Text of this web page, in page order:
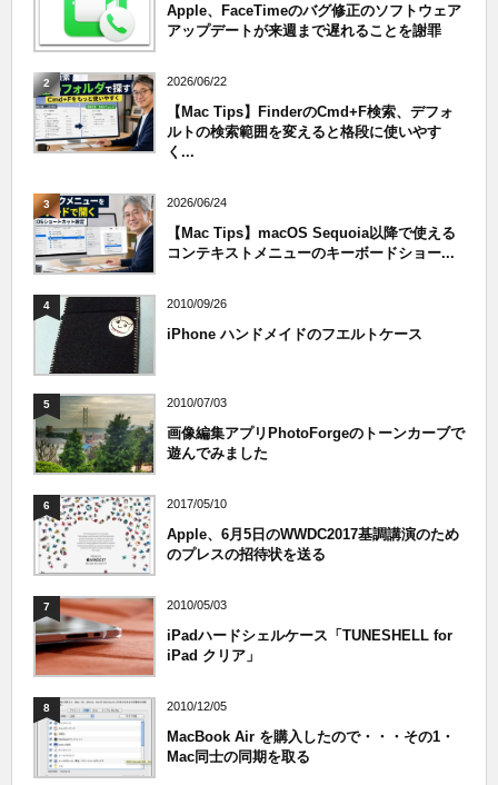
Apple、FaceTimeのバグ修正のソフトウェア
アップデートが来週まで遅れることを謝罪
2 2026/06/22
【Mac Tips】FinderのCmd+F検索、デフォ
ルトの検索範囲を変えると格段に使いやす
く...
3 2026/06/24
【Mac Tips】macOS Sequoia以降で使える
コンテキストメニューのキーボードショー...
4 2010/09/26
iPhone ハンドメイドのフエルトケース
5 2010/07/03
画像編集アプリPhotoForgeのトーンカーブで
遊んでみました
6 2017/05/10
Apple、6月5日のWWDC2017基調講演のため
のプレスの招待状を送る
7 2010/05/03
iPadハードシェルケース「TUNESHELL for
iPad クリア」
8 2010/12/05
MacBook Air を購入したので・・・その1・
Mac同士の同期を取る